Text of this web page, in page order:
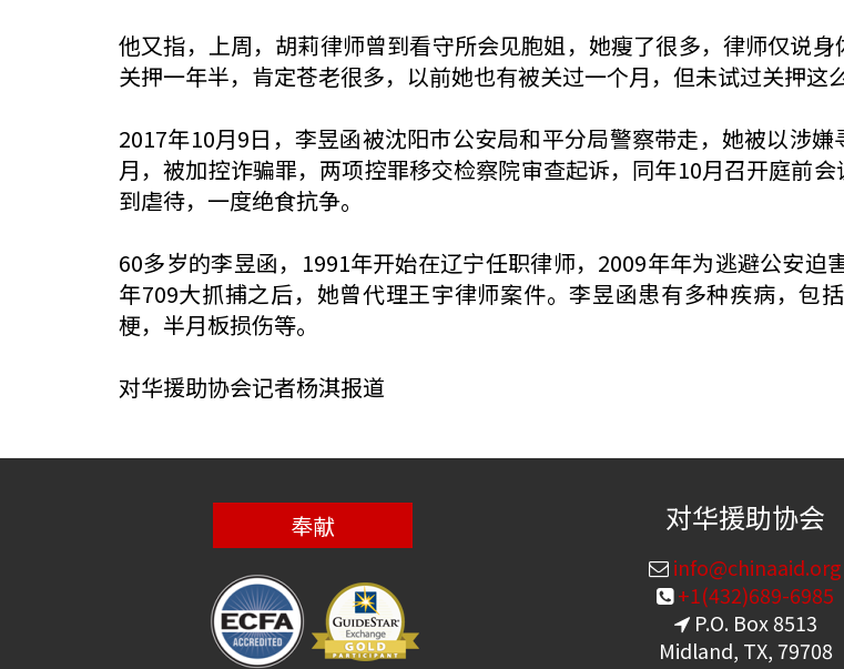
他又指，上周，胡莉律师曾到看守所会见胞姐，她瘦了很多，律师仅说
关押一年半，肯定苍老很多，以前她也有被关过一个月，但未试过关押这
2017年10月9日，李昱函被沈阳巿公安局和平分局警察带走，她被以涉
月，被加控诈骗罪，两项控罪移交检察院审查起诉，同年10月召开庭前
到虐待，一度绝食抗争。
60多岁的李昱函，1991年开始在辽宁任职律师，2009年年为逃避公安
年709大抓捕之后，她曾代理王宇律师案件。李昱函患有多种疾病，包
梗，半月板损伤等。
对华援助协会记者杨淇报道
奉献 对华援助协会
info@chinaaid.org
+1(432)689-6985
P.O. Box 8513
Midland, TX, 79708